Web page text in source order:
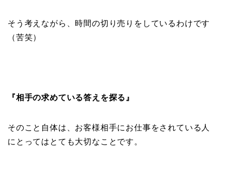
そう考えながら、時間の切り売りをしているわけです
（苦笑）
『相手の求めている答えを探る』
そのこと自体は、お客様相手にお仕事をされている人
にとってはとても大切なことです。